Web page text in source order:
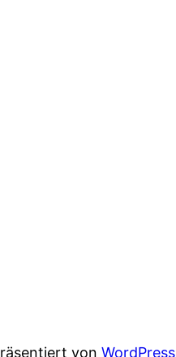
vonWordPress